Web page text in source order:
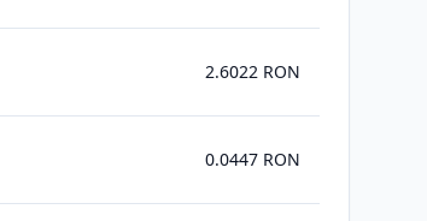
2.6022 RON
0.0447 RON